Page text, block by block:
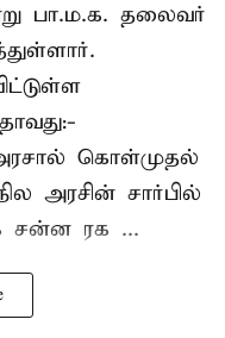
பா.ம.க. தலைவர்
கொள்முதல்
அரசின் சார்பில்
சன்ன ரக ...